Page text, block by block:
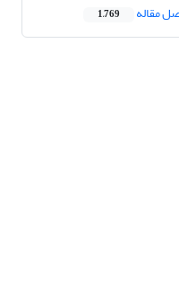
مقاله 1,769